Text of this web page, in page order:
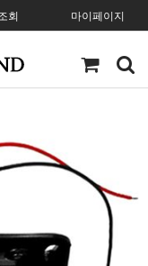
회 마이페이지